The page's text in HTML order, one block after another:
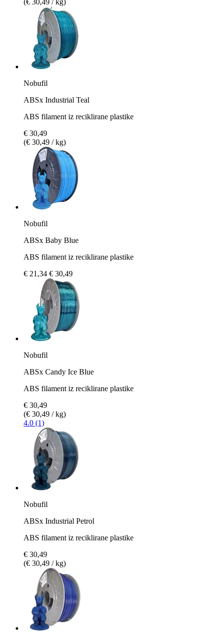
Nobufil
ABSx Industrial Teal
ABS filament iz reciklirane plastike
€ 30,49
(€ 30,49 / kg)
Nobufil
ABSx Baby Blue
ABS filament iz reciklirane plastike
€ 21,34 € 30,49
Nobufil
ABSx Candy Ice Blue
ABS filament iz reciklirane plastike
€ 30,49
(€ 30,49 / kg)
4.0 (1)
Nobufil
ABSx Industrial Petrol
ABS filament iz reciklirane plastike
€ 30,49
(€ 30,49 / kg)